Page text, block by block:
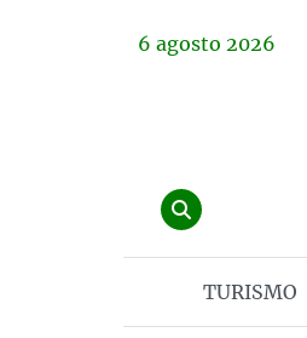
6 agosto 2026
TURISMO